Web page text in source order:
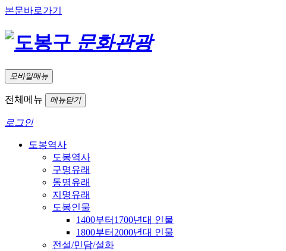
본문바로가기
문화관광
모바일메뉴
전체메뉴 메뉴닫기
로그인
도봉역사
도봉역사
구명유래
동명유래
지명유래
도봉인물
1400부터1700년대 인물
1800부터2000년대 인물
전설/민담/설화